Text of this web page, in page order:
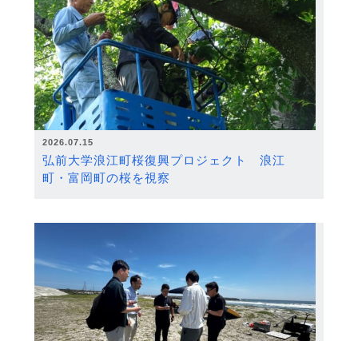
2026.07.15
弘前大学浪江町桜復興プロジェクト 浪江
町・富岡町の桜を視察